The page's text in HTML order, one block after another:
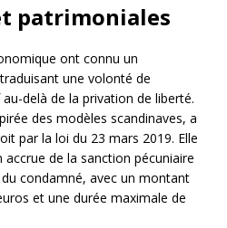
patrimoniales
ont connu un
une volonté de
delà de la privation de liberté.
des modèles scandinaves, a
par la loi du 23 mars 2019. Elle
de la sanction pécuniaire
condamné, avec un montant
et une durée maximale de